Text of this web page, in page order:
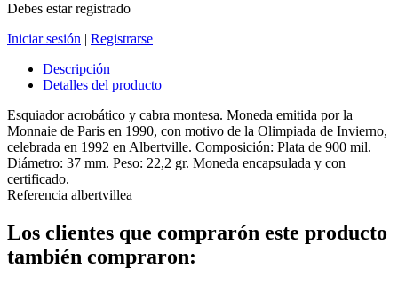
Debes estar registrado
Iniciar sesión | Registrarse
Descripción
Detalles del producto
Esquiador acrobático y cabra montesa. Moneda emitida por la
Monnaie de Paris en 1990, con motivo de la Olimpiada de Invierno,
celebrada en 1992 en Albertville. Composición: Plata de 900 mil.
Diámetro: 37 mm. Peso: 22,2 gr. Moneda encapsulada y con
certificado.
Referencia albertvillea
Los clientes que comprarón este producto
también compraron: